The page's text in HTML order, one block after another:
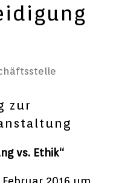
zur
vs. Ethik“